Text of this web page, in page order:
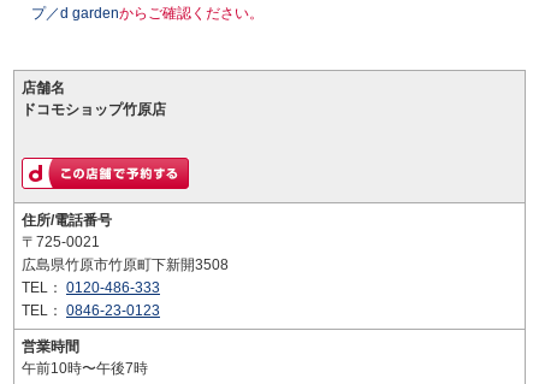
プ／d gardenからご確認ください。
店舗名
ドコモショップ竹原店
住所/電話番号
〒725-0021
広島県竹原市竹原町下新開3508
TEL： 0120-486-333
TEL： 0846-23-0123
営業時間
午前10時〜午後7時